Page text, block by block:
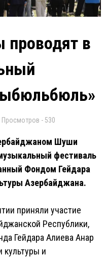
в
- 530
Шуши
фестиваль
Фондом Гейдара
Азербайджана.
приняли участие
Республики,
Гейдара Алиева Анар
культуры и